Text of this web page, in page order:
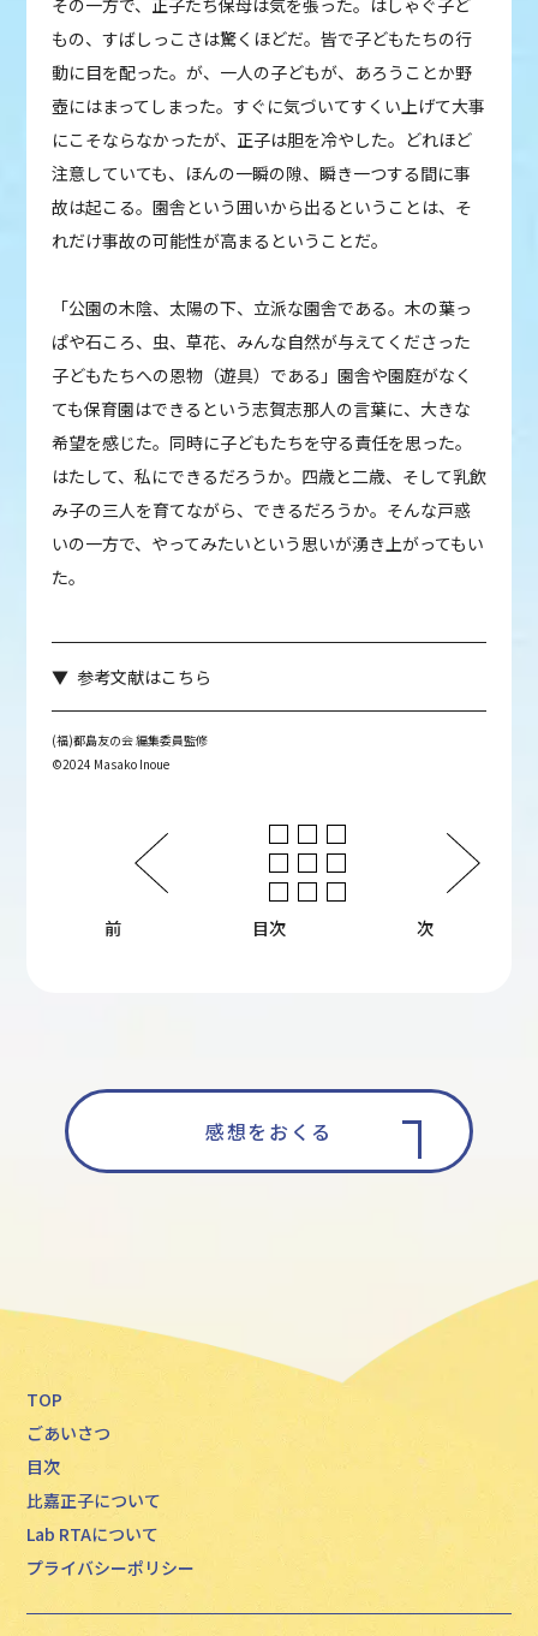
もの、すばしっこさは驚くほどだ。皆で子どもたちの行
動に目を配った。が、一人の子どもが、あろうことか野
壺にはまってしまった。すぐに気づいてすくい上げて大事
にこそならなかったが、正子は胆を冷やした。どれほど
注意していても、ほんの一瞬の隙、瞬き一つする間に事
故は起こる。園舎という囲いから出るということは、そ
れだけ事故の可能性が高まるということだ。
「公園の木陰、太陽の下、立派な園舎である。木の葉っ
ぱや石ころ、虫、草花、みんな自然が与えてくださった
子どもたちへの恩物（遊具）である」園舎や園庭がなく
ても保育園はできるという志賀志那人の言葉に、大きな
希望を感じた。同時に子どもたちを守る責任を思った。
はたして、私にできるだろうか。四歳と二歳、そして乳飲
み子の三人を育てながら、できるだろうか。そんな戸惑
いの一方で、やってみたいという思いが湧き上がってもい
た。
参考文献はこちら
(福)都島友の会 編集委員監修
©2024 Masako Inoue
前 目次 次
感想をおくる
TOP
ごあいさつ
目次
比嘉正子について
Lab RTAについて
プライバシーポリシー